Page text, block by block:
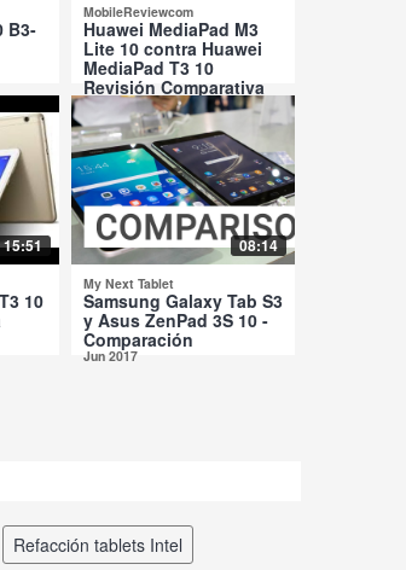
B3-
MobileReviewcom
Huawei MediaPad M3
Lite 10 contra Huawei
MediaPad T3 10
Revisión Comparativa
Jul 2017
15:51
10
08:14
My Next Tablet
Samsung Galaxy Tab S3
y Asus ZenPad 3S 10 -
Comparación
Jun 2017
refacción tablets Intel